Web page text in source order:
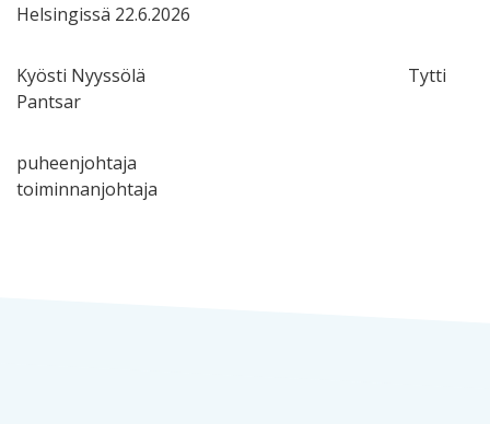
Helsingissä 22.6.2026
Kyösti Nyyssölä Tytti
Pantsar
puheenjohtaja
toiminnanjohtaja